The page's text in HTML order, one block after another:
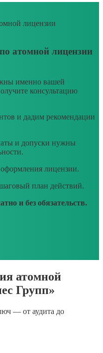
лицензии
атомной лицензии
именно вашей
консультацию
и дадим рекомендации
и допуски нужны
лицензии.
план действий.
и без обязательств.
атомной
Групп»
— от аудита до